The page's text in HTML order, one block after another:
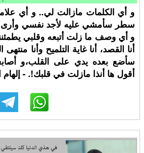
و أي الكلمات مازالت لي.. و أي
سطر سأمشي عليه لأجد نفسي
و أي وصف ما زلت أتبعه وقلبي
أنا القصد، أنا غاية التلميح وأنا
سأضع بعده يدي على القلب،و
أقول ها أنذا مازلت في قلبك!. - إلهام